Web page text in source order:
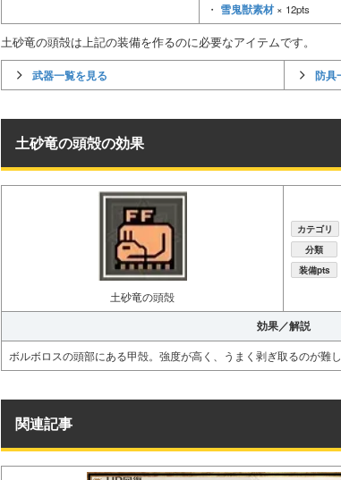
・ 雪鬼獣素材 × 12pts
土砂竜の頭殻は上記の装備を作るのに必要なアイテムです。
武器一覧を見る 防具
土砂竜の頭殻の効果
土砂竜の頭殻
カテゴリ
分類
装備pts
効果／解説
ボルボロスの頭部にある甲殻。強度が高く、うまく剥ぎ取るのが難
関連記事